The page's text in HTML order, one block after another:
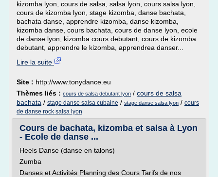
kizomba lyon, cours de salsa, salsa lyon, cours salsa lyon,
cours de kizomba lyon, stage kizomba, danse bachata,
bachata danse, apprendre kizomba, danse kizomba,
kizomba danse, cours bachata, cours de danse lyon, ecole
de danse lyon, kizomba cours debutant, cours de kizomba
debutant, apprendre le kizomba, apprendrea danser...
Lire la suite
Site : http://www.tonydance.eu
Thèmes liés : cours de salsa debutant lyon / cours de salsa
bachata / stage danse salsa cubaine / stage danse salsa lyon / cours
de danse rock salsa lyon
Cours de bachata, kizomba et salsa à Lyon
- Ecole de danse ...
Heels Danse (danse en talons)
Zumba
Danses et Activités Planning des Cours Tarifs de nos